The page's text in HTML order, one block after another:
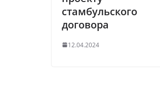
стамбульского
договора
12.04.2024